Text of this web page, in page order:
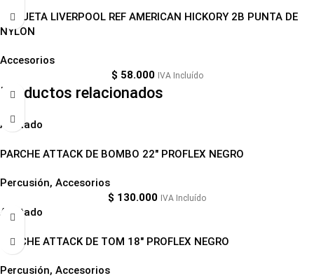
BAQUETA LIVERPOOL REF AMERICAN HICKORY 2B PUNTA DE
NYLON
Accesorios
$ 58.000 IVA Incluído
Productos relacionados
Agotado
PARCHE ATTACK DE BOMBO 22″ PROFLEX NEGRO
Percusión, Accesorios
$ 130.000 IVA Incluído
Agotado
PARCHE ATTACK DE TOM 18″ PROFLEX NEGRO
Percusión, Accesorios